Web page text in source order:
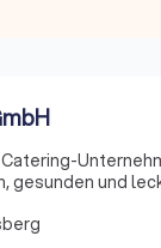
gesunden und